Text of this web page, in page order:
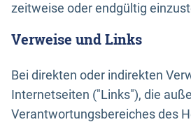
zeitweise oder endgültig
Verweise und Links
Bei direkten oder indirekten
Internetseiten ("Links"), die
Verantwortungsbereiches des